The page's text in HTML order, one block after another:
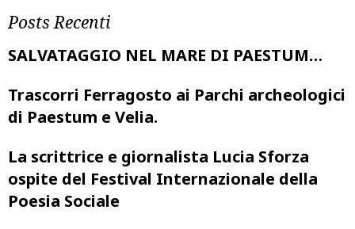
Posts Recenti
SALVATAGGIO NEL MARE DI PAESTUM…
Trascorri Ferragosto ai Parchi archeologici
di Paestum e Velia.
La scrittrice e giornalista Lucia Sforza
ospite del Festival Internazionale della
Poesia Sociale